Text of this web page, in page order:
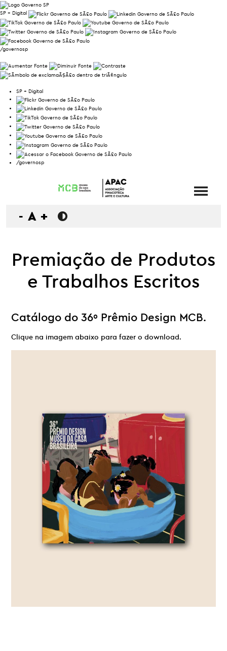
SP + Digital
/governosp
SP + Digital
/governosp
- A +
Premiação de Produtos
e Trabalhos Escritos
Catálogo do 36º Prêmio Design MCB.
Clique na imagem abaixo para fazer o download.